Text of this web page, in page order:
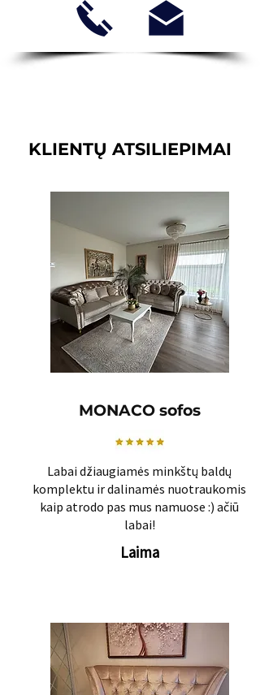
KLIENTŲ ATSILIEPIMAI
MONACO sofos
Labai džiaugiamės minkštų baldų
komplektu ir dalinamės nuotraukomis
kaip atrodo pas mus namuose :) ačiū
labai!
Laima